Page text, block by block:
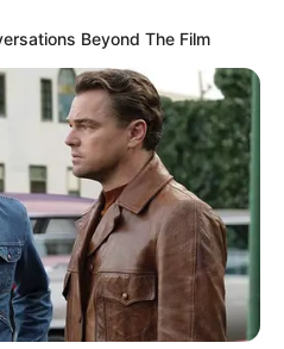
Beyond The Film